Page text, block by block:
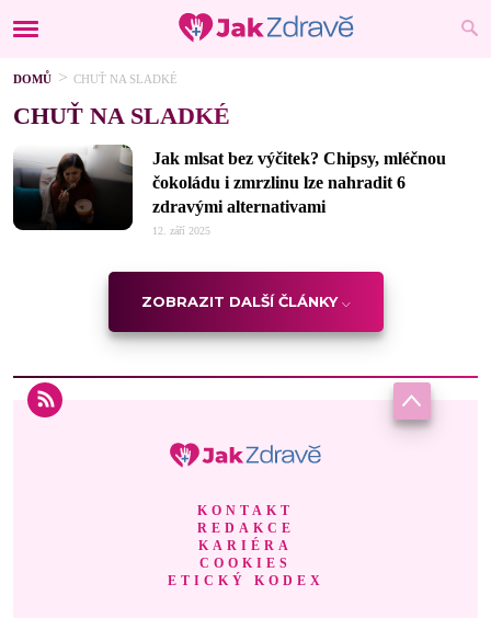
DOMŮ CHUŤ NA SLADKÉ
CHUŤ NA SLADKÉ
Jak mlsat bez výčitek? Chipsy, mléčnou
čokoládu i zmrzlinu lze nahradit 6
zdravými alternativami
12. září 2025
ZOBRAZIT DALŠÍ ČLÁNKY
KONTAKT
REDAKCE
KARIÉRA
COOKIES
ETICKÝ KODEX